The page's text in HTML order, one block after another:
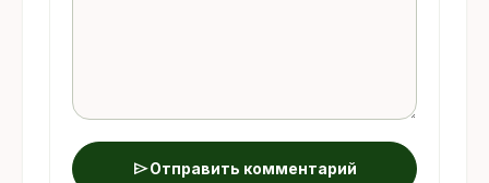
sendОтправить комментарий